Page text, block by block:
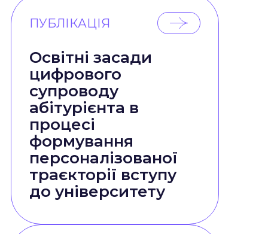
ПУБЛІКАЦІЯ
Освітні засади
цифрового
супроводу
абітурієнта в
процесі
формування
персоналізованої
траєкторії вступу
до університету